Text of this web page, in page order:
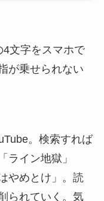
4文字をスマホで
が乗せられない
。検索すれば
ライン地獄」
やめとけ」。読
られていく。気